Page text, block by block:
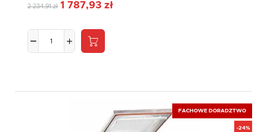
2 234,91 zł 1 787,93 zł
FACHOWE DORADZTWO
-24%